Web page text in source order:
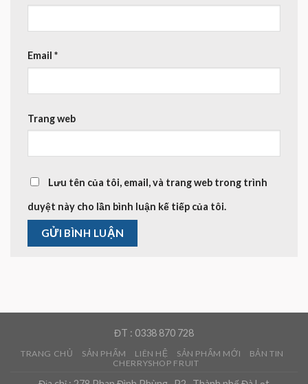
Email *
Trang web
Lưu tên của tôi, email, và trang web trong trình
duyệt này cho lần bình luận kế tiếp của tôi.
ĐT : 0338 870 728
TRANG CHỦ SẢN PHẨM LIÊN HỆ SẢN PHẨM MỚI
BẢN TIN
CHERRYSHOP FRUIT